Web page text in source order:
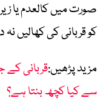
صورت میں کالعدم یا
کو قربانی کی کھالیں نہ
مزید پڑھیں:قربانی کے
سے کیا کچھ بنتا ہے؟